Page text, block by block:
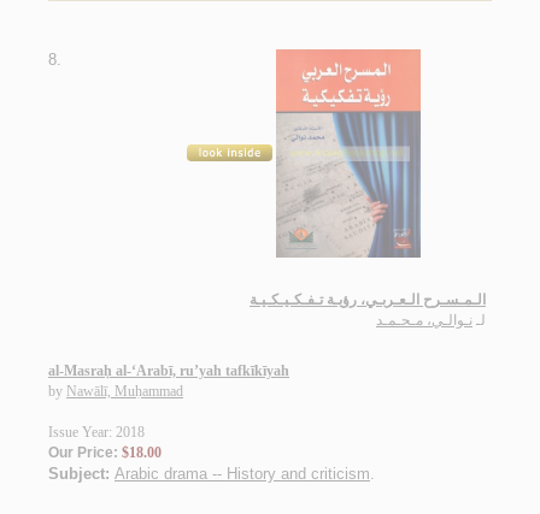
8.
الـمـسـرح الـعـربـي، رؤيـة تـفـكـيـكـيـة
لـ نـوالـي، مـحـمـد
al-Masraḥ al-‘Arabī, ru’yah tafkīkīyah
by Nawālī, Muḥammad
Issue Year: 2018
Our Price: $18.00
Subject: Arabic drama -- History and criticism.